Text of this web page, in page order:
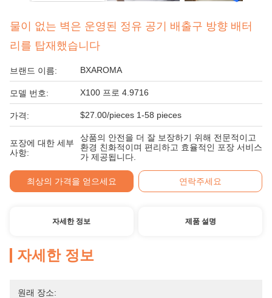
물이 없는 벽은 운영된 정유 공기 배출구 방향 배터
리를 탑재했습니다
브랜드 이름: BXAROMA
모델 번호: X100 프로 4.9716
가격: $27.00/pieces 1-58 pieces
포장에 대한 세부
사항:
상품의 안전을 더 잘 보장하기 위해 전문적이고
환경 친화적이며 편리하고 효율적인 포장 서비스
가 제공됩니다.
최상의 가격을 얻으세요 연락주세요
자세한 정보 제품 설명
자세한 정보
원래 장소: